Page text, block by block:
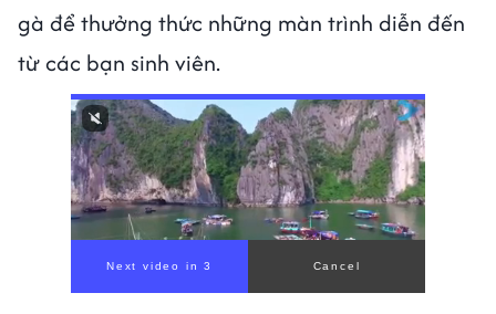
gà để thưởng thức những màn trình diễn đến
từ các bạn sinh viên.
00:00/ 00:59